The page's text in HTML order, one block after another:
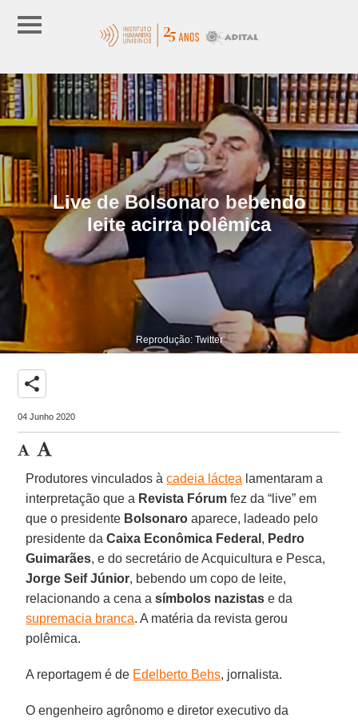
Live de Bolsonaro bebendo
leite acirra polêmica
Reprodução: Twitter
share
04 Junho 2020
Produtores vinculados àcadeia láctea lamentaram a
interpretação que a Revista Fórum fez da “live” em
que o presidente Bolsonaro aparece, ladeado pelo
presidente daCaixa Econômica Federal , Pedro
Guimarães, e do secretário de Acquicultura e Pesca,
Jorge Seif Júnior, bebendo um copo de leite,
relacionando a cena asímbolos nazistas e da
supremacia branca. A matéria da revista gerou
polêmica.
A reportagem é de Edelberto Behs, jornalista.
O engenheiro agrônomo e diretor executivo da